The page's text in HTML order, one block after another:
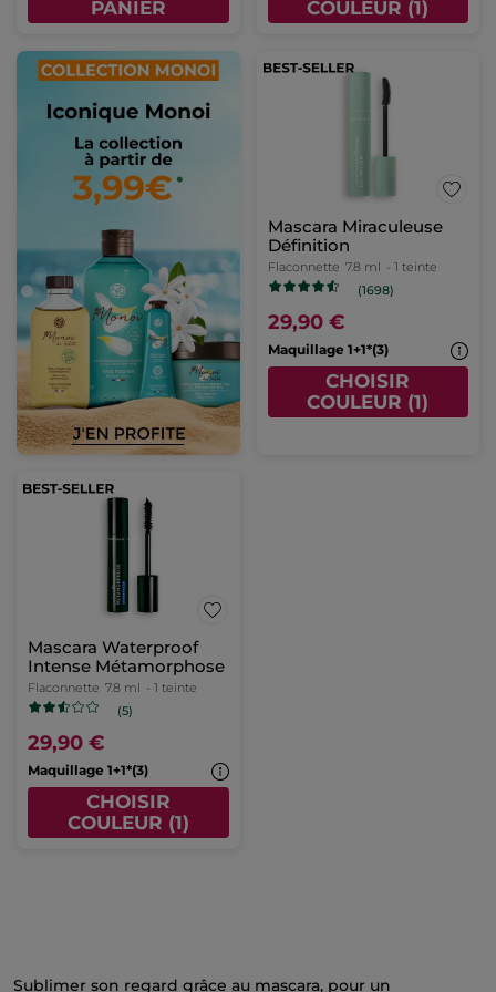
PANIER COULEUR (1)
Mascara Miraculeuse
Définition
Flaconnette 7.8 ml - 1 teinte
(1698)
29,90 €
Maquillage 1+1*(3)
CHOISIR
COULEUR (1)
Mascara Waterproof
Intense Métamorphose
Flaconnette 7.8 ml - 1 teinte
(5)
29,90 €
Maquillage 1+1*(3)
CHOISIR
COULEUR (1)
Sublimer son regard grâce au mascara, pour un